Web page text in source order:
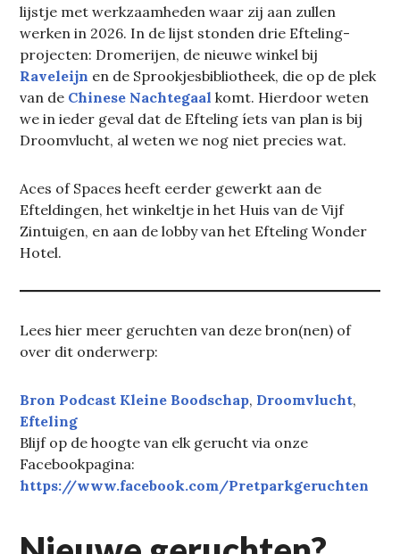
lijstje met werkzaamheden waar zij aan zullen
werken in 2026. In de lijst stonden drie Efteling-
projecten: Dromerijen, de nieuwe winkel bij
Raveleijn en de Sprookjesbibliotheek, die op de plek
van de Chinese Nachtegaal komt. Hierdoor weten
we in ieder geval dat de Efteling íets van plan is bij
Droomvlucht, al weten we nog niet precies wat.
Aces of Spaces heeft eerder gewerkt aan de
Efteldingen, het winkeltje in het Huis van de Vijf
Zintuigen, en aan de lobby van het Efteling Wonder
Hotel.
Lees hier meer geruchten van deze bron(nen) of
over dit onderwerp:
Bron Podcast Kleine Boodschap, Droomvlucht
Efteling
Blijf op de hoogte van elk gerucht via onze
Facebookpagina:
https://www.facebook.com/Pretparkgeruchten